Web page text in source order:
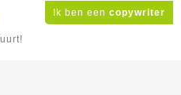
Ik ben een copywriter